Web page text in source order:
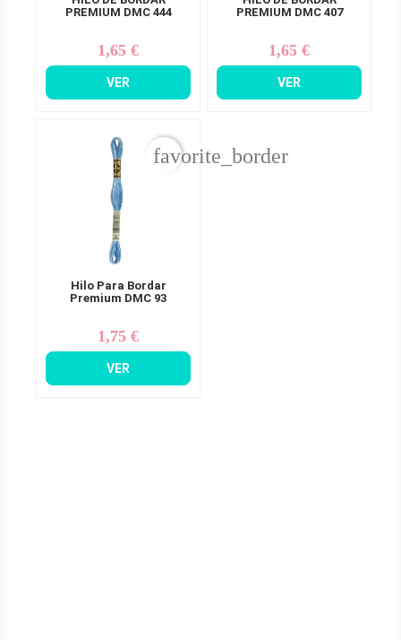
PREMIUM DMC 444
Precio
1,65 €
VER
PREMIUM DMC 407
Precio
1,65 €
VER
Hilo Para Bordar
Premium DMC 93
Precio
1,75 €
VER
favorite_border